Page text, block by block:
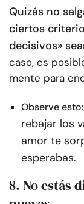
Quizás no
ciertos
decisivos»
caso, es
mente para
Observe esto:
rebajar los
amor te
esperabas.
8. No estás